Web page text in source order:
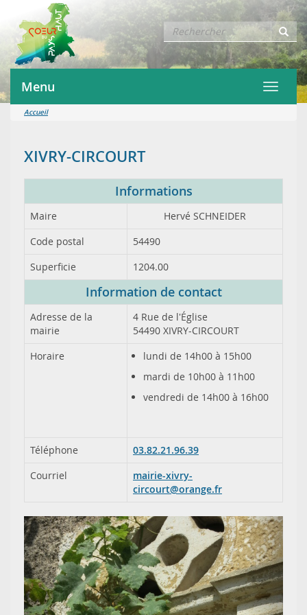
Toggle
Menu
Accueil
XIVRY-CIRCOURT
Informations
Maire
Hervé SCHNEIDER
Code postal
54490
Superficie
1204.00
Information de contact
Adresse de la
mairie
4 Rue de l'Église
54490 XIVRY-CIRCOURT
Horaire
lundi de 14h00 à 15h00
mardi de 10h00 à 11h00
vendredi de 14h00 à 16h00
Téléphone
03.82.21.96.39
Courriel
mairie-xivry-
circourt@orange.fr
P
r
é
c
e
S
u
i
v
a